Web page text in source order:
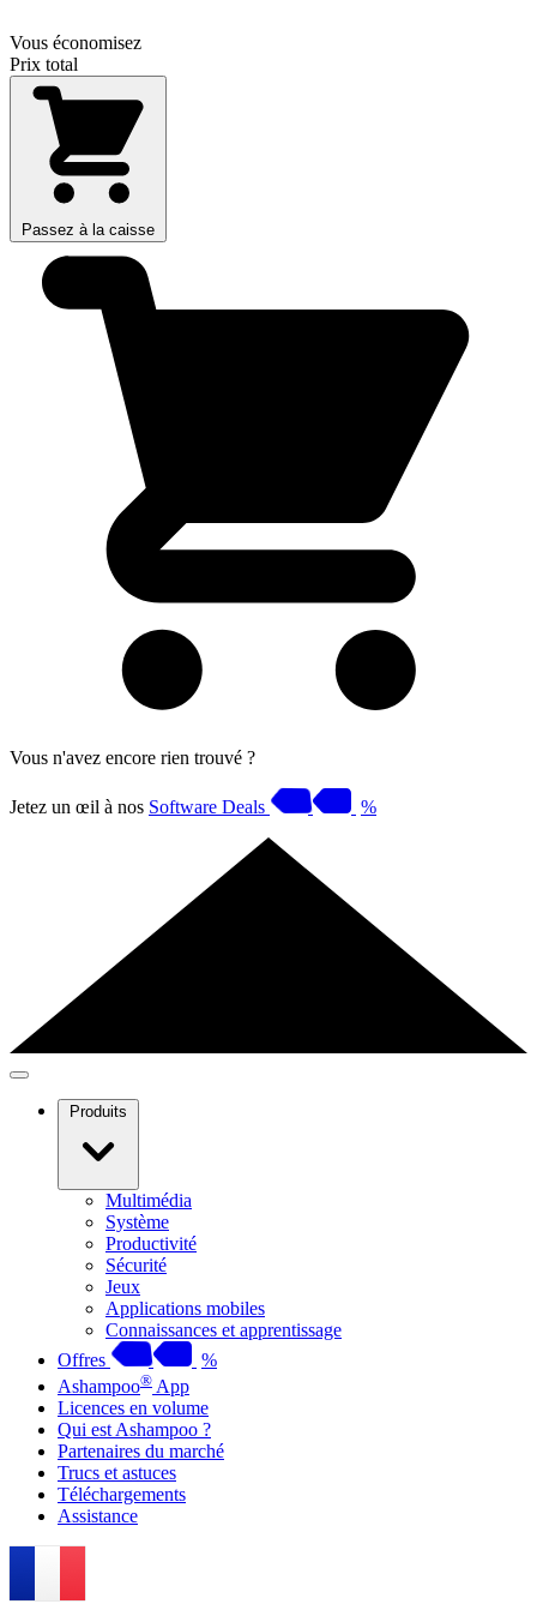
Vous économisez
Prix total
Passez à la caisse
Vous n'avez encore rien trouvé ?
Jetez un œil à nos Software Deals %
Produits
Multimédia
Système
Productivité
Sécurité
Jeux
Applications mobiles
Connaissances et apprentissage
Offres
%
Ashampoo® App
Licences en volume
Qui est Ashampoo ?
Partenaires du marché
Trucs et astuces
Téléchargements
Assistance